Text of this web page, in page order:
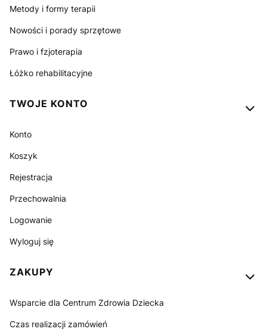
Metody i formy terapii
Nowości i porady sprzętowe
Prawo i fzjoterapia
Łóżko rehabilitacyjne
TWOJE KONTO
Konto
Koszyk
Rejestracja
Przechowalnia
Logowanie
Wyloguj się
ZAKUPY
Wsparcie dla Centrum Zdrowia Dziecka
Czas realizacji zamówień